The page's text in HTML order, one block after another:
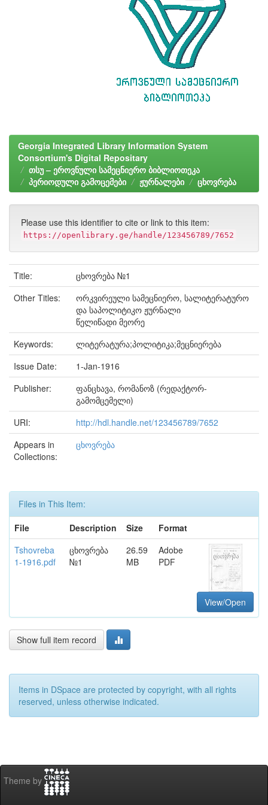
Georgia Integrated Library Information System
Consortium's Digital Repositary
თსუ – ეროვნული სამეცნიერო ბიბლიოთეკა
პერიოდული გამოცემები
ჟურნალები ცხოვრება
Please use this identifier to cite or link to this item:
https://openlibrary.ge/handle/123456789/7652
Title:
ცხოვრება №1
Other Titles:
ორკვირეული სამეცნიერო, სალიტერატურო
და საპოლიტიკო ჟურნალი
წელიწადი მეორე
Keywords:
ლიტერატურა;პოლიტიკა;მეცნიერება
Issue Date:
1-Jan-1916
Publisher:
ფანცხავა, რომანოზ (რედაქტორ-
გამომცემელი)
URI:
http://hdl.handle.net/123456789/7652
Appears in
Collections:
ცხოვრება
Files in This Item:
File
Description Size
Format
Tshovreba
1-1916.pdf
ცხოვრება
№1
26.59
MB
Adobe
PDF
View/Open
Show full item record
Items in DSpace are protected by copyright, with all rights
reserved, unless otherwise indicated.
Theme by